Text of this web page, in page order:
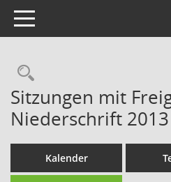
Toggle navigation
Rechercheauswahl
Sitzungen mit
Niederschrift 2013
Kalender